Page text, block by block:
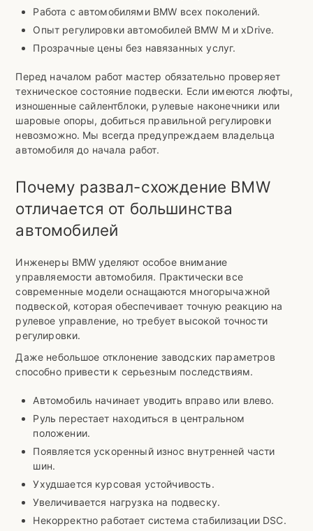
Работа с автомобилями BMW всех поколений.
Опыт регулировки автомобилей BMW M и xDrive.
Прозрачные цены без навязанных услуг.
Перед началом работ мастер обязательно проверяет
техническое состояние подвески. Если имеются люфты,
изношенные сайлентблоки, рулевые наконечники или
шаровые опоры, добиться правильной регулировки
невозможно. Мы всегда предупреждаем владельца
автомобиля до начала работ.
Почему развал-схождение BMW
отличается от большинства
автомобилей
Инженеры BMW уделяют особое внимание
управляемости автомобиля. Практически все
современные модели оснащаются многорычажной
подвеской, которая обеспечивает точную реакцию на
рулевое управление, но требует высокой точности
регулировки.
Даже небольшое отклонение заводских параметров
способно привести к серьезным последствиям.
Автомобиль начинает уводить вправо или влево.
Руль перестает находиться в центральном
положении.
Появляется ускоренный износ внутренней части
шин.
Ухудшается курсовая устойчивость.
Увеличивается нагрузка на подвеску.
Некорректно работает система стабилизации DSC.